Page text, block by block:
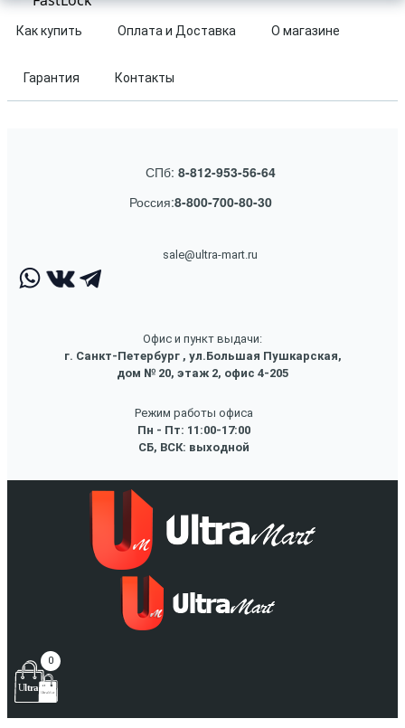
Как купить Оплата и Доставка О магазине
Гарантия Контакты
СПб: 8-812-953-56-64
Россия:8-800-700-80-30
sale@ultra-mart.ru
Офис и пункт выдачи:
г. Санкт-Петербург , ул.Большая Пушкарская,
дом № 20, этаж 2, офис 4-205
Режим работы офиса
Пн - Пт: 11:00-17:00
СБ, ВСК: выходной
0